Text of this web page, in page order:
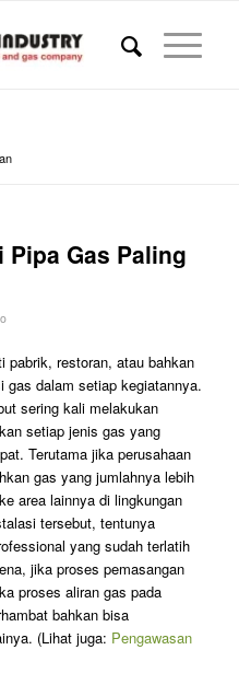
Gas Paling
pabrik, restoran, atau bahkan
gas dalam setiap kegiatannya.
sering kali melakukan
setiap jenis gas yang
Terutama jika perusahaan
gas yang jumlahnya lebih
area lainnya di lingkungan
tersebut, tentunya
yang sudah terlatih
jika proses pemasangan
proses aliran gas pada
bahkan bisa
(Lihat juga: Pengawasan